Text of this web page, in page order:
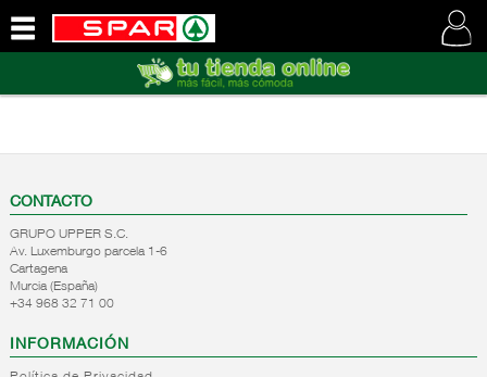
SOMOS
CONTACTO
GRUPO UPPER S.C.
Av. Luxemburgo parcela 1-6
Cartagena
Murcia (España)
+34 968 32 71 00
INFORMACIÓN